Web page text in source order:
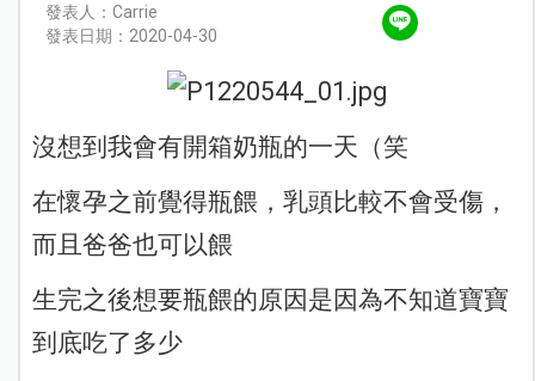
發表人：Carrie
發表日期：2020-04-30
沒想到我會有開箱奶瓶的一天（笑
在懷孕之前覺得瓶餵，乳頭比較不會受傷，
而且爸爸也可以餵
生完之後想要瓶餵的原因是因為不知道寶寶
到底吃了多少